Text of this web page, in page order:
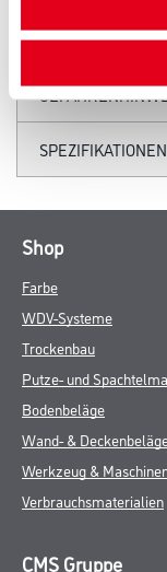
ZUSATZINFOS
SPEZIFIKATIONEN
Shop
Farbe
WDV-Systeme
Trockenbau
Putze- und
Bodenbeläge
Wand- &
Werkzeug &
Verbrauchsmaterialien
CMS Gruppe